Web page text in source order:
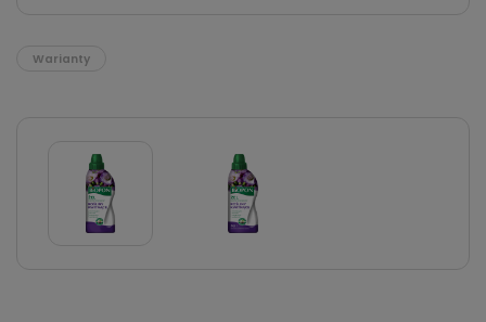
Warianty